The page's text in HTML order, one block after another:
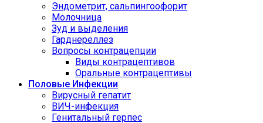
Эндометрит, сальпингоофорит
Молочница
Зуд и выделения
Гарднереллез
Вопросы контрацепции
Виды контрацептивов
Оральные контрацептивы
Половые Инфекции
Вирусный гепатит
ВИЧ-инфекция
Генитальный герпес